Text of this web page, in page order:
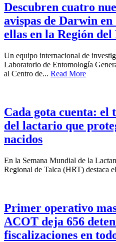
Descubren cuatro
avispas de Darwin
ellas en la Región
Un equipo internacional de
Laboratorio de Entomología
al Centro de... Read More
Cada gota cuenta: el
del lactario que
nacidos
En la Semana Mundial de la
Regional de Talca (HRT) destaca
Primer operativo
ACOT deja 656
fiscalizaciones en